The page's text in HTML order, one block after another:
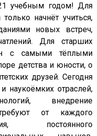
учебным годом! Для
начнёт учиться,
новых встреч,
Для старших
с самыми тёплыми
детства и юности, о
друзей. Сегодня
наукоёмких отраслей,
внедрение
от каждого
постоянного